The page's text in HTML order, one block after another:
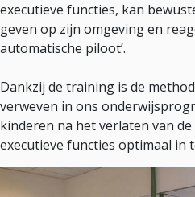
executieve functies, kan
geven op zijn omgeving en
automatische piloot’.
Dankzij de training is de
verweven in ons
kinderen na het verlaten van
executieve functies optimaal in